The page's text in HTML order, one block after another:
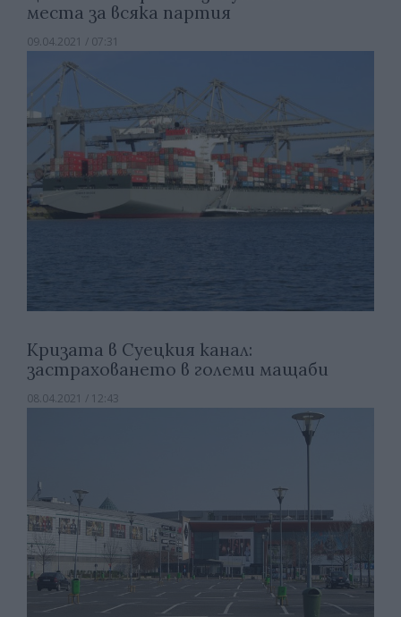
места за всяка партия
09.04.2021 / 07:31
Кризата в Суецкия канал:
застраховането в големи мащаби
08.04.2021 / 12:43